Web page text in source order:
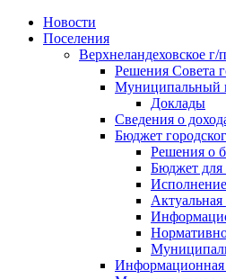
Skip
Новости
Поселения
Верхнеландеховское г/
Решения Совета
Муниципальный
Доклады
Сведения о
Бюджет
Решения о
Бюджет для